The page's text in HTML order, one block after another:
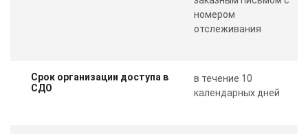
номером
отслеживания
Срок организации доступа в
СДО
в течение 10
календарных дней